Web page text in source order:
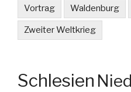
Vortrag Waldenburg
Zweiter Weltkrieg
Schlesien